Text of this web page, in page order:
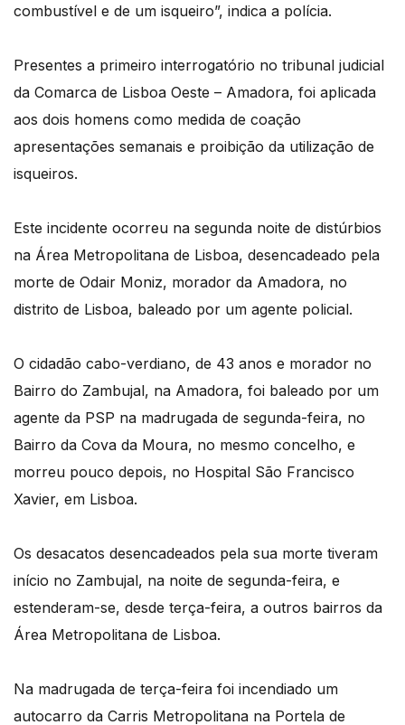
combustível e de um isqueiro”, indica a polícia.
Presentes a primeiro interrogatório no tribunal judicial
da Comarca de Lisboa Oeste – Amadora, foi aplicada
aos dois homens como medida de coação
apresentações semanais e proibição da utilização de
isqueiros.
Este incidente ocorreu na segunda noite de distúrbios
na Área Metropolitana de Lisboa, desencadeado pela
morte de Odair Moniz, morador da Amadora, no
distrito de Lisboa, baleado por um agente policial.
O cidadão cabo-verdiano, de 43 anos e morador no
Bairro do Zambujal, na Amadora, foi baleado por um
agente da PSP na madrugada de segunda-feira, no
Bairro da Cova da Moura, no mesmo concelho, e
morreu pouco depois, no Hospital São Francisco
Xavier, em Lisboa.
Os desacatos desencadeados pela sua morte tiveram
início no Zambujal, na noite de segunda-feira, e
estenderam-se, desde terça-feira, a outros bairros da
Área Metropolitana de Lisboa.
Na madrugada de terça-feira foi incendiado um
autocarro da Carris Metropolitana na Portela de